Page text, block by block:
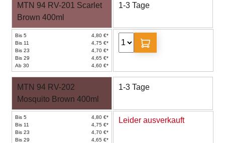
MTN 94 RV-201 Scarlet
Brown 400ml
1-3 Tage
Bis 5
4,80 €*
Bis 11
4,75 €*
Bis 23
4,70 €*
Bis 29
4,65 €*
Ab 30
4,60 €*
MTN 94 RV-202
Mosquito Brown 400ml
1-3 Tage
Bis 5
4,80 €*
Bis 11
4,75 €*
Bis 23
4,70 €*
Bis 29
4,65 €*
Leider ausverkauft